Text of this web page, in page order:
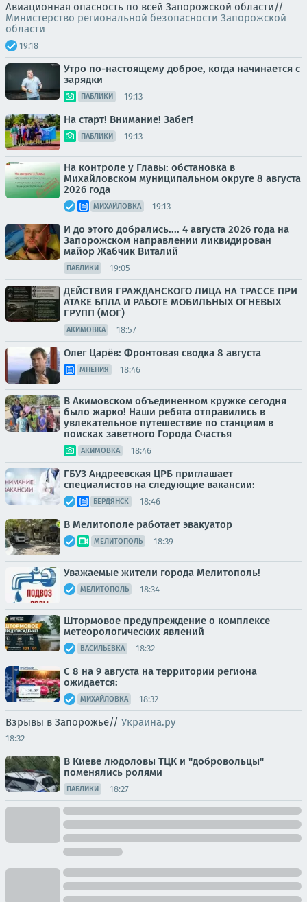
Авиационная опасность по всей Запорожской области//
Министерство региональной безопасности Запорожской
области
19:18
Утро по-настоящему доброе, когда начинается с
зарядки
ПАБЛИКИ 19:13
На старт! Внимание! Забег!
ПАБЛИКИ 19:13
На контроле у Главы: обстановка в
Михайловском муниципальном округе 8 августа
2026 года
МИХАЙЛОВКА 19:13
И до этого добрались.... 4 августа 2026 года на
Запорожском направлении ликвидирован
майор Жабчик Виталий
ПАБЛИКИ 19:05
ДЕЙСТВИЯ ГРАЖДАНСКОГО ЛИЦА НА ТРАССЕ ПРИ
АТАКЕ БПЛА И РАБОТЕ МОБИЛЬНЫХ ОГНЕВЫХ
ГРУПП (МОГ)
АКИМОВКА 18:57
Олег Царёв: Фронтовая сводка 8 августа
МНЕНИЯ 18:46
В Акимовском объединенном кружке сегодня
было жарко! Наши ребята отправились в
увлекательное путешествие по станциям в
поисках заветного Города Счастья
АКИМОВКА 18:46
ГБУЗ Андреевская ЦРБ приглашает
специалистов на следующие вакансии:
БЕРДЯНСК 18:46
В Мелитополе работает эвакуатор
МЕЛИТОПОЛЬ 18:39
Уважаемые жители города Мелитополь!
МЕЛИТОПОЛЬ 18:34
Штормовое предупреждение о комплексе
метеорологических явлений
ВАСИЛЬЕВКА 18:32
С 8 на 9 августа на территории региона
ожидается:
МИХАЙЛОВКА 18:32
Взрывы в Запорожье// Украина.ру
18:32
В Киеве людоловы ТЦК и "добровольцы"
поменялись ролями
ПАБЛИКИ 18:27